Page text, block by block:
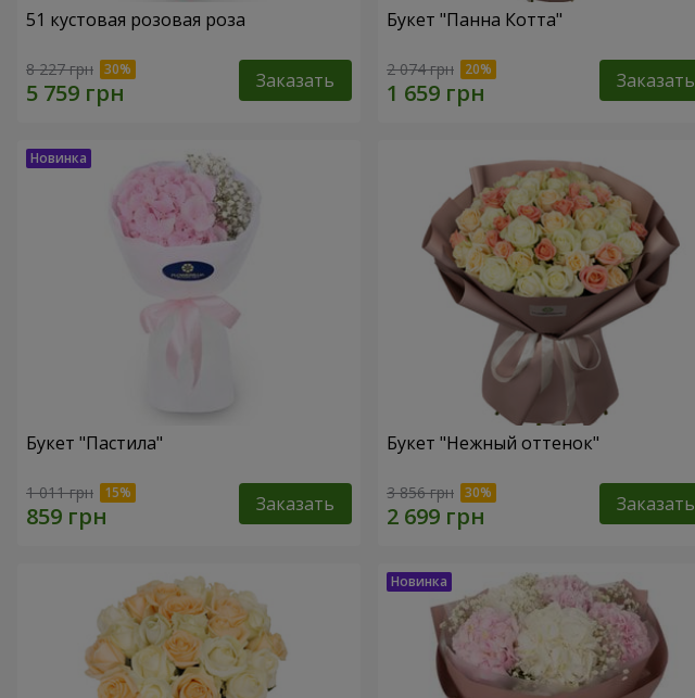
51 кустовая розовая роза
8 227 грн Заказать
Букет "Панна Котта"
2 074 грн Заказать
Букет "Пастила"
1 011 грн Заказать
Букет "Нежный оттенок"
3 856 грн Заказать